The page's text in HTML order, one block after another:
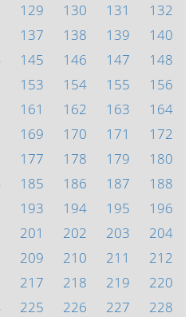
129 130 131
132
137 138 139
140
145 146 147
148
153 154 155
156
161 162 163
164
169 170 171
172
177 178 179
180
185 186 187
188
193 194 195
196
201 202 203
204
209 210 211
212
217 218 219
220
225 226 227
228